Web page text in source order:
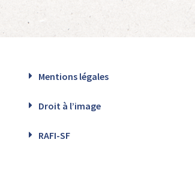
Mentions légales
Droit à l’image
RAFI-SF